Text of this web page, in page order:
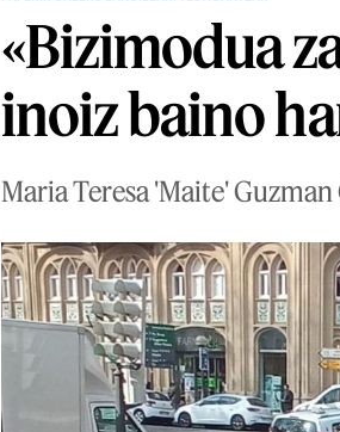
«Bizimodua
inoiz baino
Maria Teresa 'Maite'